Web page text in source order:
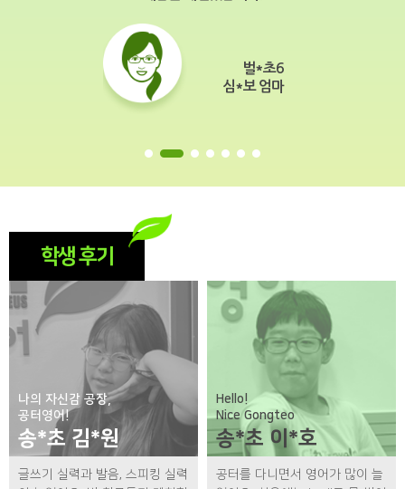
벌*초6
심*보 엄마
학생 후기
나의 자신감 공장,
공터영어!
송*초 김*원
글쓰기 실력과 발음, 스피킹 실력
Hello!
Nice Gongteo
송*초 이*호
공터를 다니면서 영어가 많이 늘